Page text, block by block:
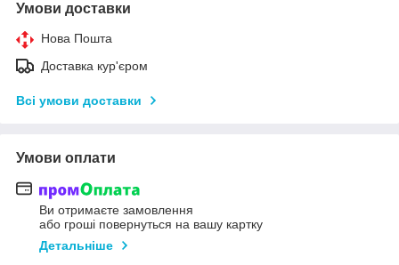
Умови доставки
Нова Пошта
Доставка кур'єром
Всі умови доставки
Умови оплати
Ви отримаєте замовлення
або гроші повернуться на вашу картку
Детальніше